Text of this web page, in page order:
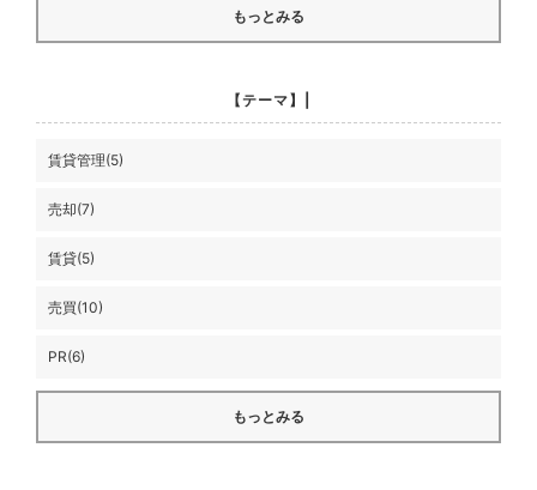
もっとみる
【テーマ】|
賃貸管理(5)
売却(7)
賃貸(5)
売買(10)
PR(6)
もっとみる